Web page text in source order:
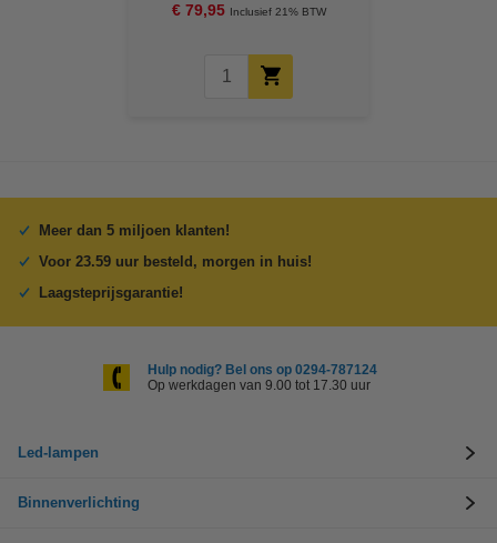
€ 79,95 Inclusief 21% BTW
Meer dan 5 miljoen klanten!
Voor 23.59 uur besteld, morgen in huis!
Laagsteprijsgarantie!
Hulp nodig? Bel ons op 0294-787124
Op werkdagen van 9.00 tot 17.30 uur
Led-lampen
Binnenverlichting